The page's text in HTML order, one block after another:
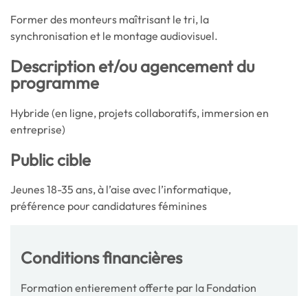
Former des monteurs maîtrisant le tri, la
synchronisation et le montage audiovisuel.
Description et/ou agencement du
programme
Hybride (en ligne, projets collaboratifs, immersion en
entreprise)
Public cible
Jeunes 18-35 ans, à l’aise avec l’informatique,
préférence pour candidatures féminines
Conditions financières
Formation entierement offerte par la Fondation